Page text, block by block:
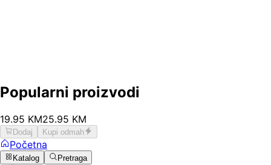
Popularni proizvodi
19.95 KM25.95 KM
Dodaj Kupi odmah
Početna
Katalog Pretraga